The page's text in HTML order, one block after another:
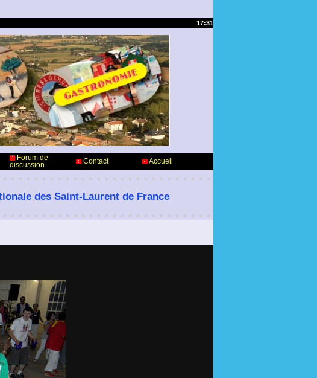
17:31
Forum de
discussion
Contact Accueil
des Saint-Laurent de France